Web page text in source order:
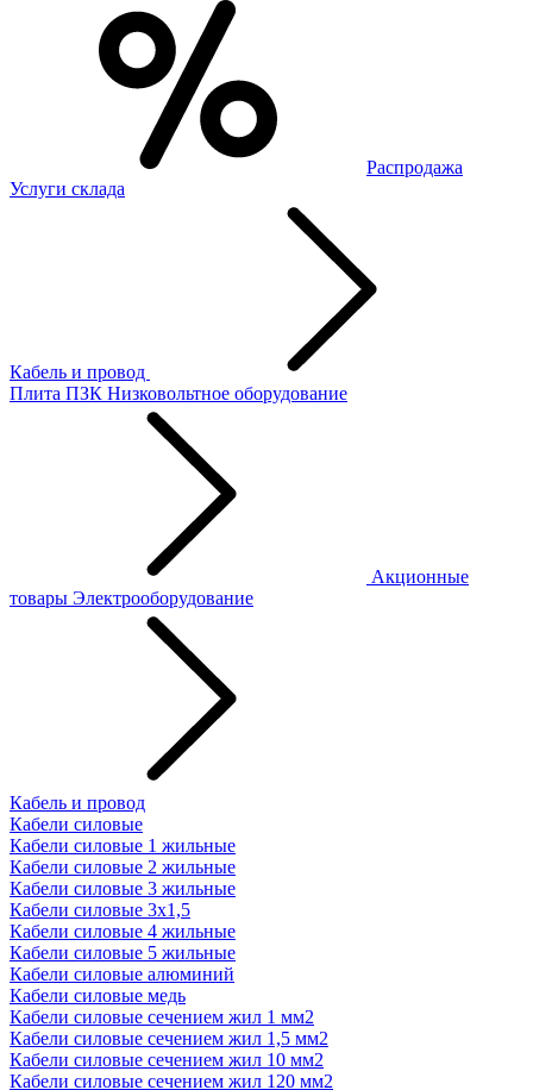
Распродажа
Услуги склада
Кабель и провод
Плита ПЗК Низковольтное оборудование
Акционные
товары Электрооборудование
Кабель и провод
Кабели силовые
Кабели силовые 1 жильные
Кабели силовые 2 жильные
Кабели силовые 3 жильные
Кабели силовые 3х1,5
Кабели силовые 4 жильные
Кабели силовые 5 жильные
Кабели силовые алюминий
Кабели силовые медь
Кабели силовые сечением жил 1 мм2
Кабели силовые сечением жил 1,5 мм2
Кабели силовые сечением жил 10 мм2
Кабели силовые сечением жил 120 мм2